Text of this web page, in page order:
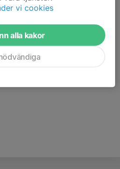
nyheterna på hemsidan. För
loggar du in högst upp till
vi cookies
alla kakor